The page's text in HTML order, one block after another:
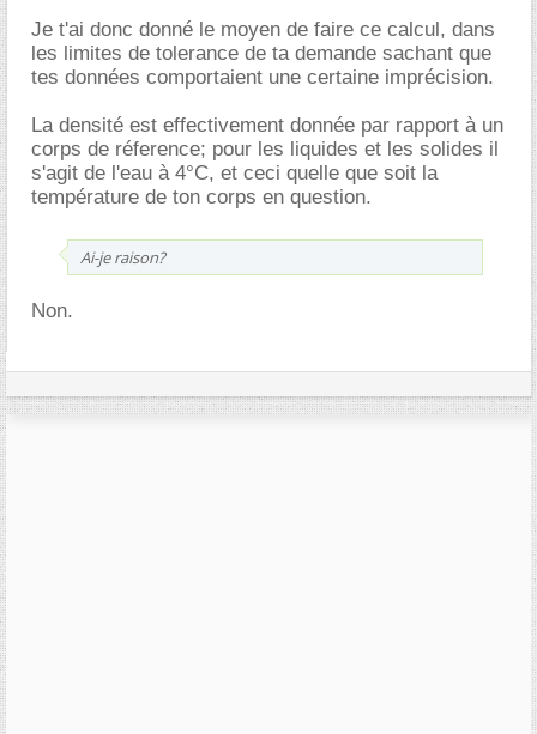
Je t'ai donc donné le moyen de faire ce calcul, dans
les limites de tolerance de ta demande sachant que
tes données comportaient une certaine imprécision.
La densité est effectivement donnée par rapport à un
corps de réference; pour les liquides et les solides il
s'agit de l'eau à 4°C, et ceci quelle que soit la
température de ton corps en question.
Ai-je raison?
Non.